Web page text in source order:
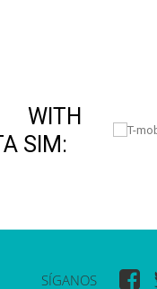
WITH
SIM:
SÍGANOS